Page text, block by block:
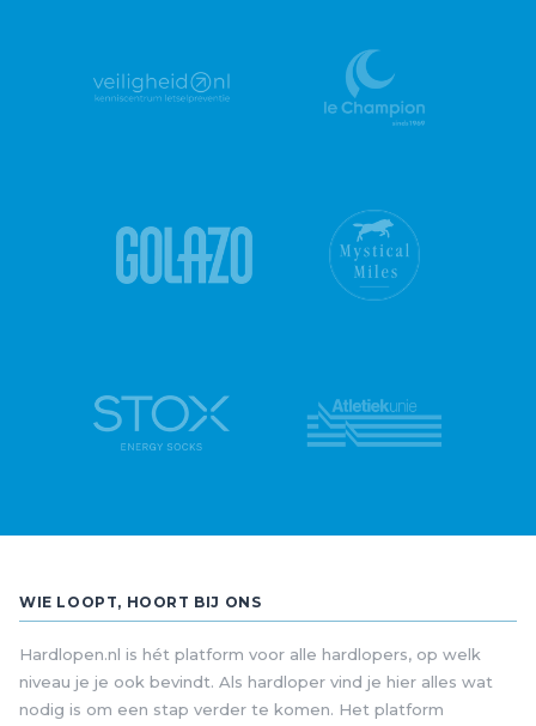
WIE LOOPT, HOORT BIJ ONS
Hardlopen.nl is hét platform voor alle hardlopers, op welk
niveau je je ook bevindt. Als hardloper vind je hier alles wat
nodig is om een stap verder te komen. Het platform